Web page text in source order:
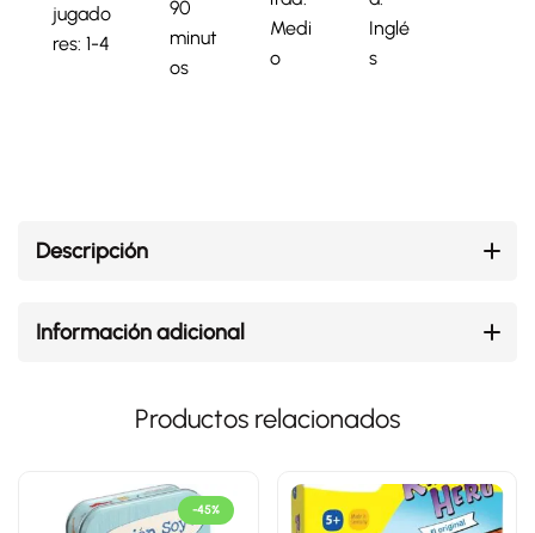
jugado
res: 1-4
90
minut
os
Medi
o
Inglé
s
Descripción
Información adicional
Productos relacionados
-45%